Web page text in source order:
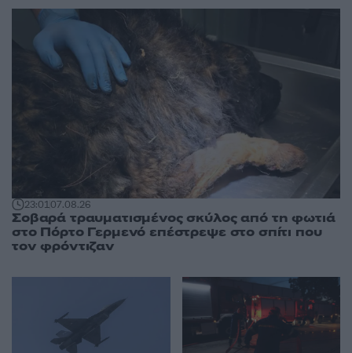
23:0107.08.26
Σοβαρά τραυματισμένος σκύλος από τη φωτιά
στο Πόρτο Γερμενό επέστρεψε στο σπίτι που
τον φρόντιζαν